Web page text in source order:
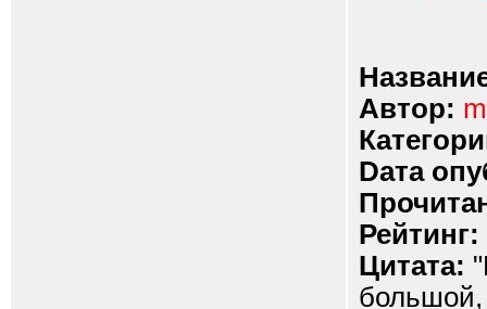
Автор:
Dата
Рейтинг:
Цитата:
большой,